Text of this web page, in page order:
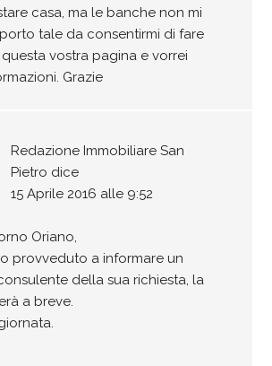
casa, ma le banche non mi
tale da consentirmi di fare
vostra pagina e vorrei
Grazie
Redazione Immobiliare San
Pietro dice
15 Aprile 2016 alle 9:52
Oriano,
provveduto a informare un
della sua richiesta, la
a breve.